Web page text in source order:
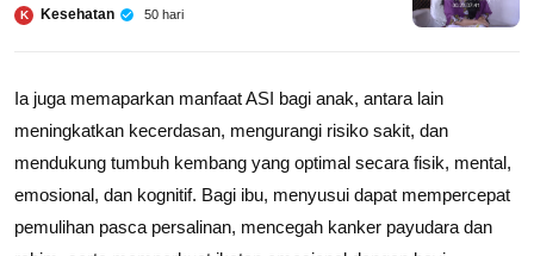
K Kesehatan 50 hari
Ia juga memaparkan manfaat ASI bagi anak, antara lain
meningkatkan kecerdasan, mengurangi risiko sakit, dan
mendukung tumbuh kembang yang optimal secara fisik, mental,
emosional, dan kognitif. Bagi ibu, menyusui dapat mempercepat
pemulihan pasca persalinan, mencegah kanker payudara dan